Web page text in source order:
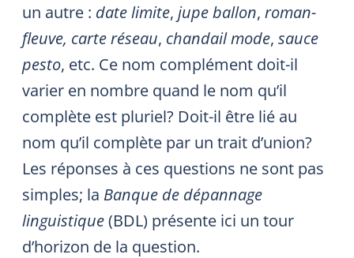
un autre : date limite, jupe ballon, roman-
fleuve, carte réseau, chandail mode, sauce
pesto, etc. Ce nom complément doit-il
varier en nombre quand le nom qu’il
complète est pluriel? Doit-il être lié au
nom qu’il complète par un trait d’union?
Les réponses à ces questions ne sont pas
simples; la Banque de dépannage
linguistique(BDL) présente ici un tour
d’horizon de la question.